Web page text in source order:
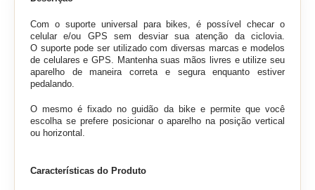
Com o suporte universal para bikes, é possível checar o
celular e/ou GPS sem desviar sua atenção da ciclovia.
O suporte pode ser utilizado com diversas marcas e modelos
de celulares e GPS. Mantenha suas mãos livres e utilize seu
aparelho de maneira correta e segura enquanto estiver
pedalando.
O mesmo é fixado no guidão da bike e permite que você
escolha se prefere posicionar o aparelho na posição vertical
ou horizontal.
Características do Produto